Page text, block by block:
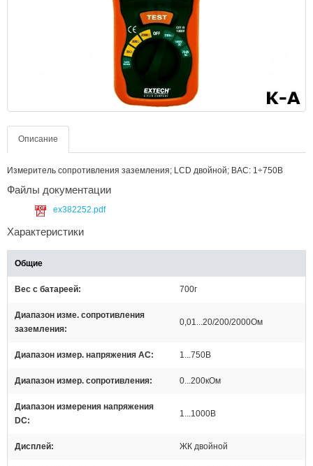
Описание
Измеритель сопротивления заземления; LCD двойной; ВAC: 1÷750В
Файлы документации
ex382252.pdf
Характеристики
Общие
Вес с батареей 700г
Диапазон изме. сопротивления
заземления
0,01...20/200/2000Ом
Диапазон измер. напряжения АС 1...750В
Диапазон измер. сопротивления 0...200кОм
Диапазон измерения напряжения
DC
1...1000В
Дисплей ЖК двойной